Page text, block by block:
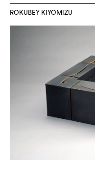
ROKUBEY KIYOMIZU